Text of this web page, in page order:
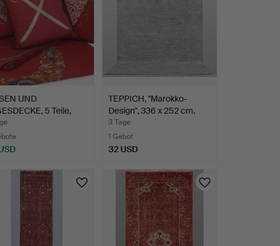
UND
5 Teile,
TEPPICH, "Marokko-
Design", 336 x 252 cm.
3 Tage
1 Gebot
32 USD